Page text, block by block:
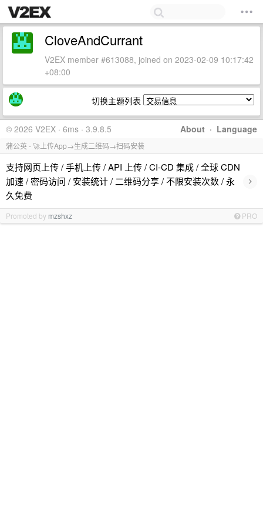
CloveAndCurrant
V2EX member #613088, joined on 2023-02-09 10:17:42
+08:00
切换主题列表
About · Language
© 2026 V2EX · 6ms · 3.9.8.5
蒲公英 - 🚀上传App→生成二维码→扫码安装
支持网页上传 / 手机上传 / API 上传 / CI-CD 集成 / 全球 CDN
加速 / 密码访问 / 安装统计 / 二维码分享 / 不限安装次数 / 永
久免费
›
Promoted by mzshxz PRO